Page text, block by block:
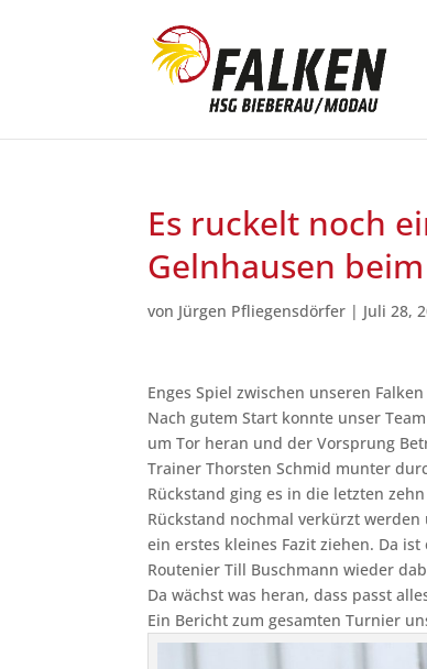
Es ruckelt noch
Gelnhausen
von Jürgen Pfliegensdörfer | Juli 28,
Enges Spiel zwischen unseren
Nach gutem Start konnte unser
um Tor heran und der Vorsprung
Trainer Thorsten Schmid munter
Rückstand ging es in die letzten
Rückstand nochmal verkürzt
ein erstes kleines Fazit ziehen. Da
Routenier Till Buschmann wieder
Da wächst was heran, dass passt
Ein Bericht zum gesamten Turnier